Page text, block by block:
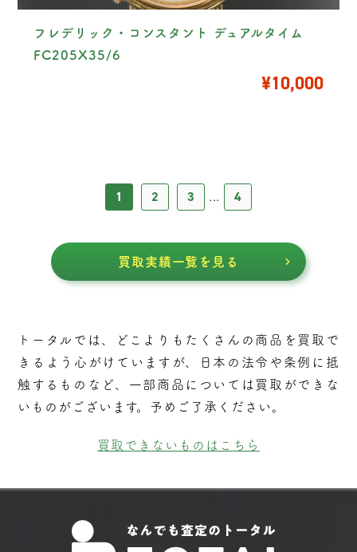
フレデリック・コンスタント デュアルタイム
FC205X35/6
¥10,000
1 2 3 4
買取実績一覧を見る
トータルでは、どこよりもたくさんの商品を買取で
きるよう⼼がけていますが、⽇本の法令や条例に抵
触するものなど、⼀部商品については買取ができな
いものがございます。予めご了承ください。
買取できないものはこちら